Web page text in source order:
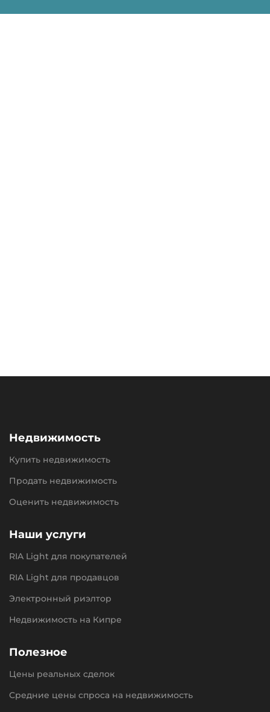
Недвижимость
Купить недвижимость
Продать недвижимость
Оценить недвижимость
Наши услуги
RIA Light для покупателей
RIA Light для продавцов
Электронный риэлтор
Недвижимость на Кипре
Полезное
Цены реальных сделок
Средние цены спроса на недвижимость